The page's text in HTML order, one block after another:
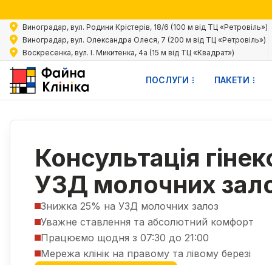
Виноградар, вул. Родини Крістерів, 18/6 (100 м від ТЦ «Ретровіль»)
Виноградар, вул. Олександра Олеся, 7 (200 м від ТЦ «Ретровіль»)
Воскресенка, вул. І. Микитенка, 4а (15 м від ТЦ «Квадрат»)
ПОСЛУГИ ПАКЕТИ
Консультація
УЗД молочних
Знижка 25% на УЗД молочних залоз
Уважне ставлення та абсолютний комфорт
Працюємо щодня з 07:30 до 21:00
Мережа клінік на правому та лівому березі